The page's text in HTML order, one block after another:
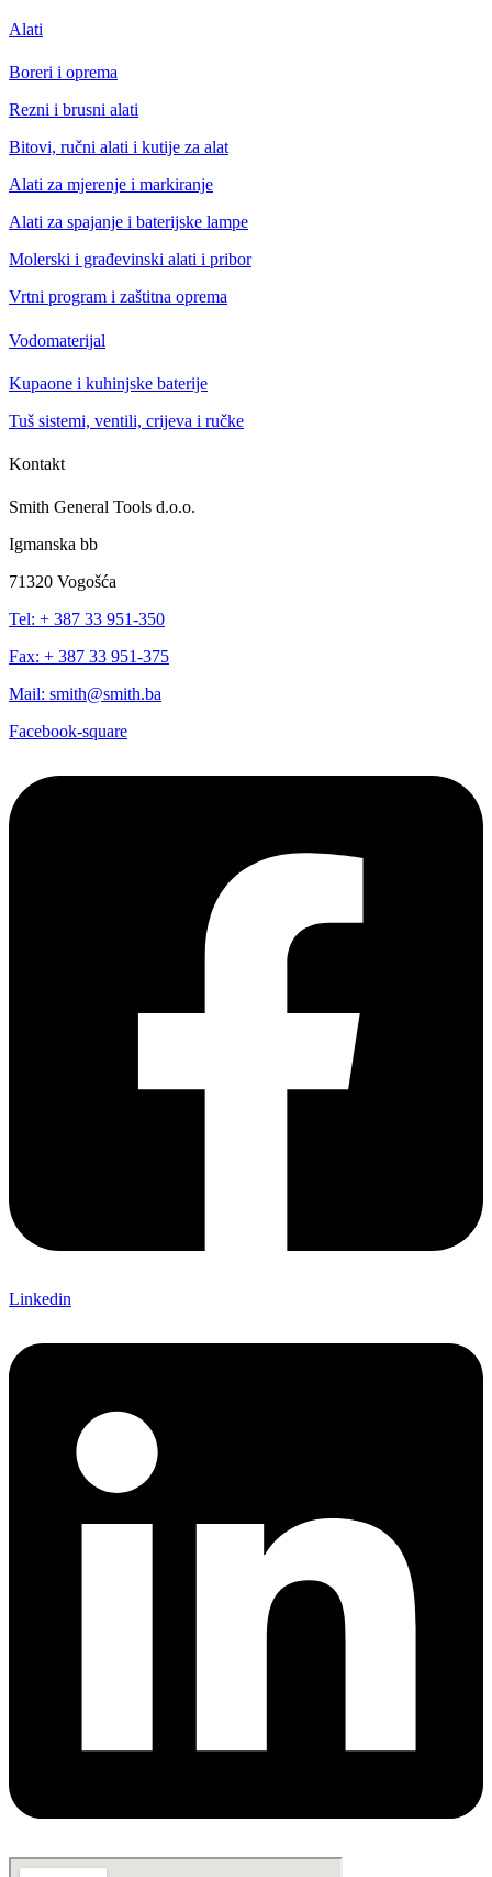
Alati
Boreri i oprema
Rezni i brusni alati
Bitovi, ručni alati i kutije za alat
Alati za mjerenje i markiranje
Alati za spajanje i baterijske lampe
Molerski i građevinski alati i pribor
Vrtni program i zaštitna oprema
Vodomaterijal
Kupaone i kuhinjske baterije
Tuš sistemi, ventili, crijeva i ručke
Kontakt
Smith General Tools d.o.o.
Igmanska bb
71320 Vogošća
Tel: + 387 33 951-350
Fax: + 387 33 951-375
Mail: smith@smith.ba
Facebook-square
Linkedin